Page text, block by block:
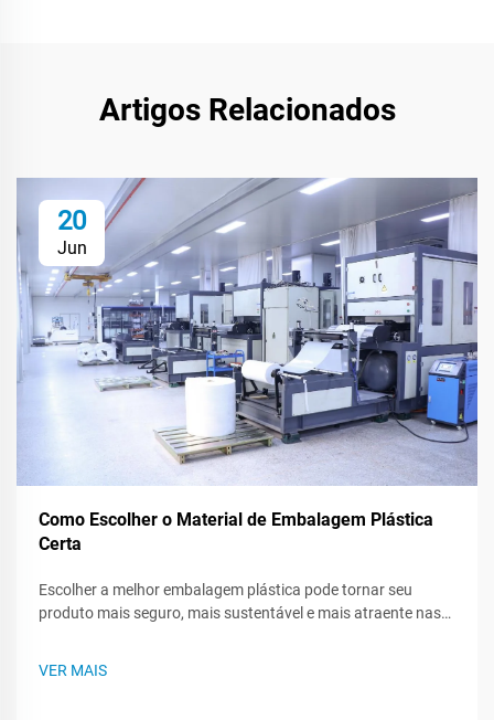
Artigos Relacionados
20
Jun
Como Escolher o Material de Embalagem Plástica
Certa
Escolher a melhor embalagem plástica pode tornar seu
produto mais seguro, mais sustentável e mais atraente nas
VER MAIS